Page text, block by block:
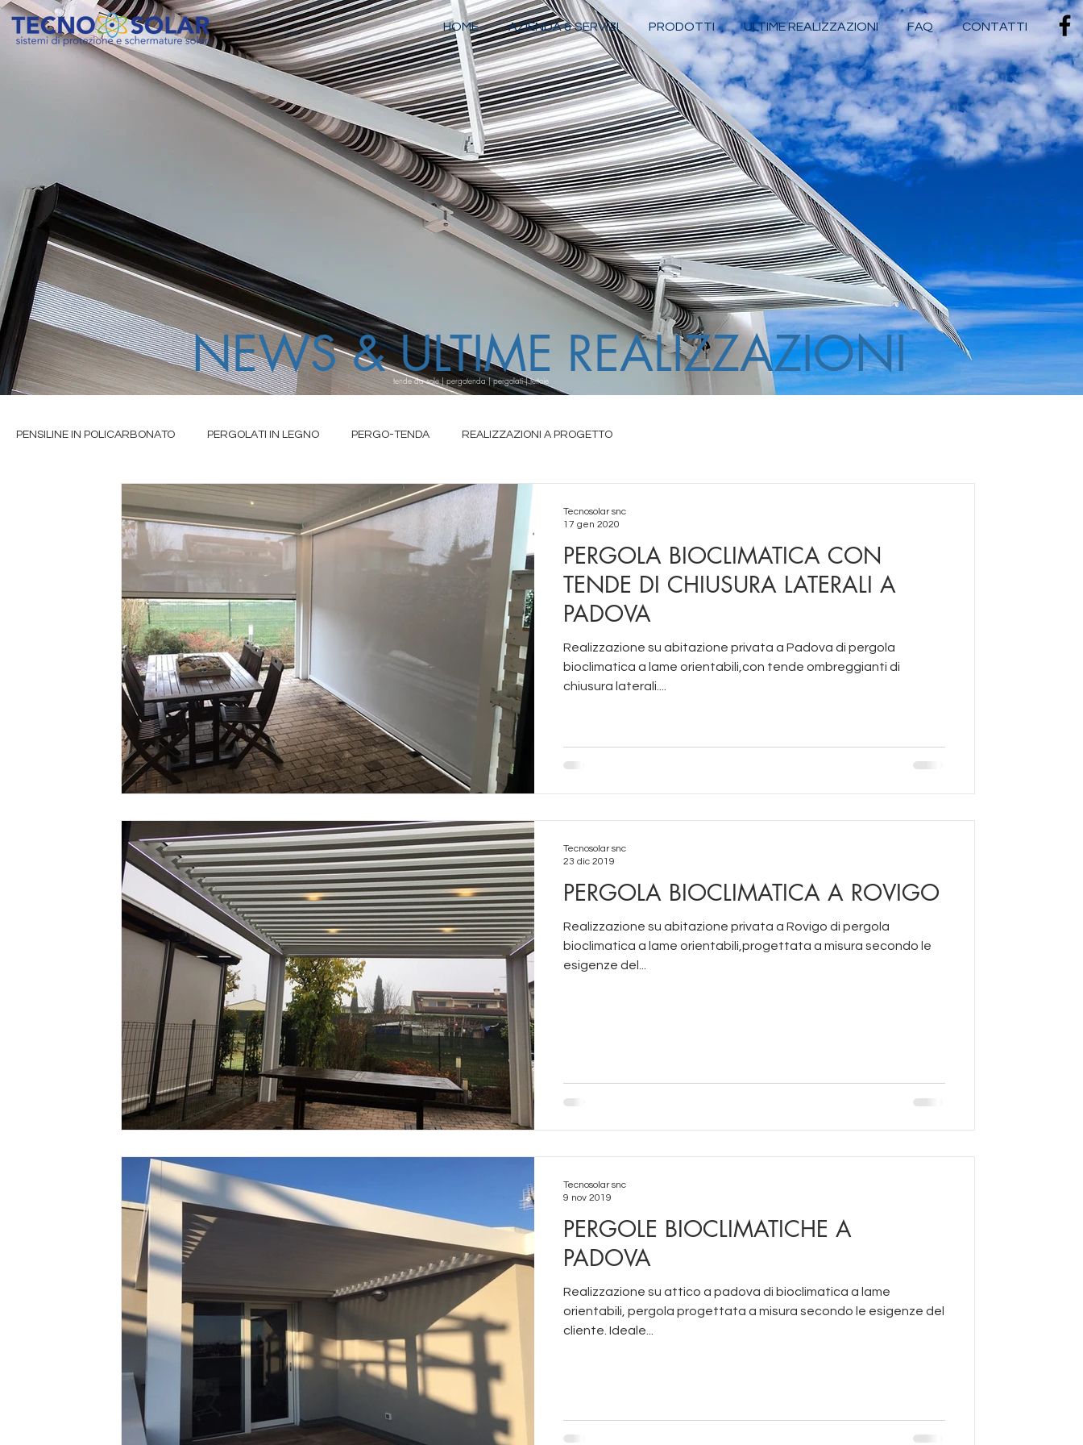
HOME AZIENDA & SERVIZI PRODOTTI ULTIME REALIZZAZIONI FAQ CONTATTI
NEWS & ULTIME REALIZZAZIONI
tende da sole | pergotenda | pergolati | tettoie
PENSILINE IN POLICARBONATO PERGOLATI IN LEGNO PERGO-TENDA REALIZZAZIONI A PROGETTO
TENDE DA SOLE A BRACCIA ESTENSIBILI
TENDE DA SOLE CASSONETTATE TENDE TECNICHE
PERGOLA BIOCLIMATICA CON
TENDE DI CHIUSURA LATERALI A
PADOVA
Realizzazione su abitazione privata a Padova di pergola
bioclimatica a lame orientabili,con tende ombreggianti di
chiusura laterali....
Tecnosolar snc
17 gen 2020
PERGOLA BIOCLIMATICA A ROVIGO
Realizzazione su abitazione privata a Rovigo di pergola
bioclimatica a lame orientabili,progettata a misura secondo le
esigenze del...
Tecnosolar snc
23 dic 2019
PERGOLE BIOCLIMATICHE A
PADOVA
Realizzazione su attico a padova di bioclimatica a lame
orientabili, pergola progettata a misura secondo le esigenze del
cliente. Ideale...
Tecnosolar snc
9 nov 2019